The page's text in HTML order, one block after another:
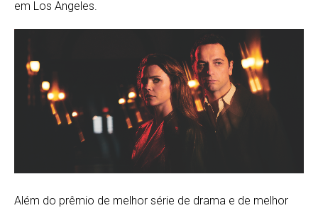
em Los Angeles.
Além do prêmio de melhor série de drama e de melhor